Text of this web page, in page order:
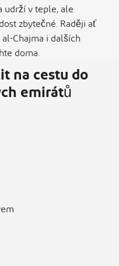
udrží v teple, ale
zbytečné. Raději ať
Chajma i dalších
doma.
na cestu do
emirátů